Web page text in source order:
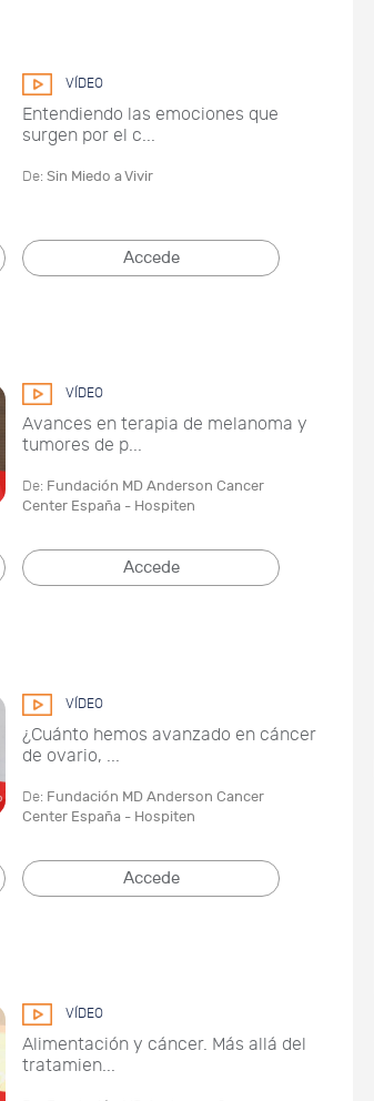
VÍDEO
Entendiendo las emociones que
surgen por el c...
De: Sin Miedo a Vivir
Accede
VÍDEO
Avances en terapia de melanoma y
tumores de p...
De: Fundación MD Anderson Cancer
Center España - Hospiten
Accede
VÍDEO
¿Cuánto hemos avanzado en cáncer
de ovario, ...
De: Fundación MD Anderson Cancer
Center España - Hospiten
Accede
VÍDEO
Alimentación y cáncer. Más allá del
tratamien...